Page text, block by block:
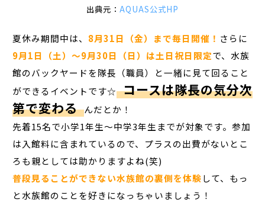
出典元： AQUAS公式HP
夏休み期間中は、 8月31日（金）まで毎日開催！ さらに
9月1日（土）～9月30日（日）は土日祝日限定で、水族
館のバックヤードを隊長（職員）と一緒に見て回ること
ができるイベントです☆ コースは隊長の気分次
第で変わる んだとか！
先着15名で小学1年生～中学3年生までが対象です。参加
は入館料に含まれているので、プラスの出費がないとこ
ろも親としては助かりますよね(笑)
普段見ることができない水族館の裏側を体験して、もっ
と水族館のことを好きになっちゃいましょう！